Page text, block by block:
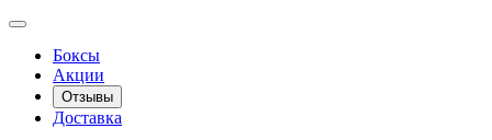
Боксы
Акции
Отзывы
Доставка